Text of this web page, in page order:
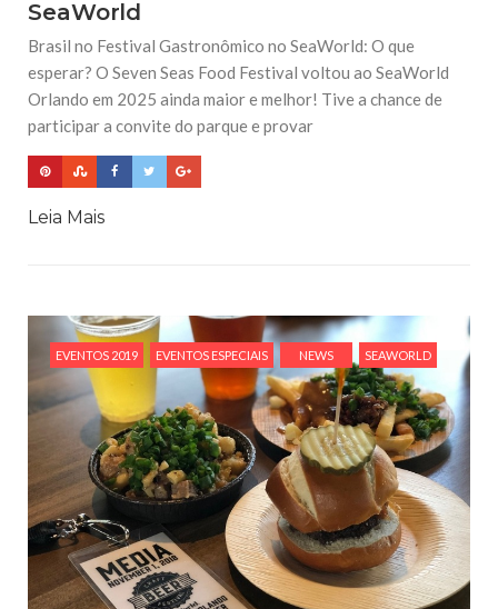
SeaWorld
Brasil no Festival Gastronômico no SeaWorld: O que
esperar? O Seven Seas Food Festival voltou ao SeaWorld
Orlando em 2025 ainda maior e melhor! Tive a chance de
participar a convite do parque e provar
Leia Mais
EVENTOS 2019 EVENTOS ESPECIAIS NEWS SEAWORLD